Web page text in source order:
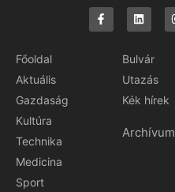
Főoldal
Aktuális
Gazdaság
Kultúra
Technika
Medicina
Sport
Bulvár
Utazás
Kék hírek
Archívum